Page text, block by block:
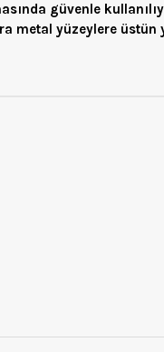
güvenle
metal yüzeylere